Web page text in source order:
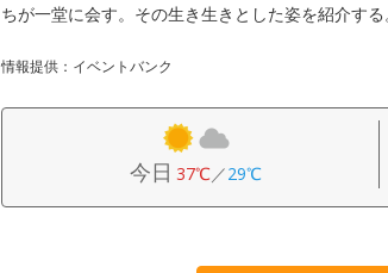
ちが一堂に会す。その生き生きとした姿を紹介する
情報提供：イベントバンク
今日 37℃／29℃